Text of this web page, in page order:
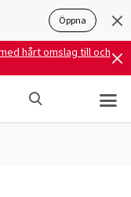
Öppna
hårt omslag till och